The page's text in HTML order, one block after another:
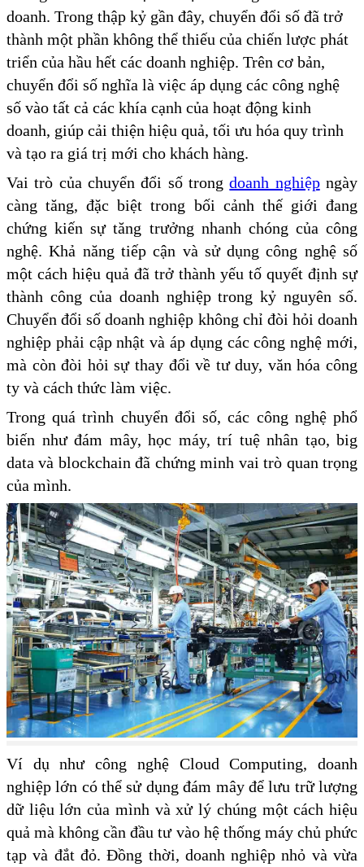
doanh. Trong thập kỷ gần đây, chuyển đổi số đã trở
thành một phần không thể thiếu của chiến lược phát
triển của hầu hết các doanh nghiệp. Trên cơ bản,
chuyển đổi số nghĩa là việc áp dụng các công nghệ
số vào tất cả các khía cạnh của hoạt động kinh
doanh, giúp cải thiện hiệu quả, tối ưu hóa quy trình
và tạo ra giá trị mới cho khách hàng.
Vai trò của chuyển đổi số trongdoanh nghiệpngày
càng tăng, đặc biệt trong bối cảnh thế giới đang
chứng kiến sự tăng trưởng nhanh chóng của công
nghệ. Khả năng tiếp cận và sử dụng công nghệ số
một cách hiệu quả đã trở thành yếu tố quyết định sự
thành công của doanh nghiệp trong kỷ nguyên số.
Chuyển đổi số doanh nghiệp không chỉ đòi hỏi doanh
nghiệp phải cập nhật và áp dụng các công nghệ mới,
mà còn đòi hỏi sự thay đổi về tư duy, văn hóa công
ty và cách thức làm việc.
Trong quá trình chuyển đổi số, các công nghệ phổ
biến như đám mây, học máy, trí tuệ nhân tạo, big
data và blockchain đã chứng minh vai trò quan trọng
của mình.
Ví dụ như công nghệ Cloud Computing, doanh
nghiệp lớn có thể sử dụng đám mây để lưu trữ lượng
dữ liệu lớn của mình và xử lý chúng một cách hiệu
quả mà không cần đầu tư vào hệ thống máy chủ phức
tạp và đắt đỏ. Đồng thời, doanh nghiệp nhỏ và vừa